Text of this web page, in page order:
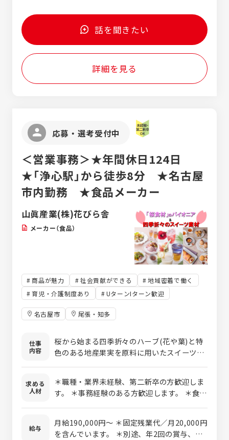
等） ◎ワイヤーハーネスの設計（経路設計、回
路設計） 【家電 他】 ◎各種電動工具の設計開
発 ◎空調機器の設計 ◎鉄道車両の設計（外
装、制御システム等） ◎人工衛星の筐体・パ
ネル、機構部品の設計 ◎産業用・工作機械の
成、設計補助
給、各種手当、賞与含む ■年収657万円／40
代 ※月給、各種手当、賞与含む ■年収760
話を聞きたい
詳細を見る
応募・選考受付中
＜営業事務＞★年間休日124日
★「浄心駅」から徒歩8分 ★名古屋
市内勤務 ★食品メーカー
山眞産業(株)花びら舎
メーカー（食品）
商品が魅力 社会貢献ができる
地域密着で働く
育児・介護制度あり
UターンIターン歓迎
名古屋市 尾張・知多
仕事
内容
桜から始まる四季折々のハーブ(花や葉)と特
色のある地産果実を原料に用いたスイーツ素
フェチェーンなどのホテル・レストランへ納
入するご注文が入ります。 それらの受注を基
幹システム（受発注システム）に入力し、納期
等の報告を実施します。 締日には請求書発行
業務等の一連の事務作業を実施していただき
求める
人材
＊職種・業界未経験、第二新卒の方歓迎しま
す。 ＊事務経験のある方歓迎します。 ＊食に
給与
月給190,000円～ ＊固定残業代／月20,000円
を含んでいます。 ＊別途、年2回の賞与、家